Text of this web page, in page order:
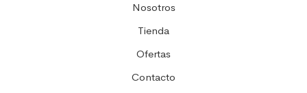
Nosotros
Tienda
Ofertas
Contacto